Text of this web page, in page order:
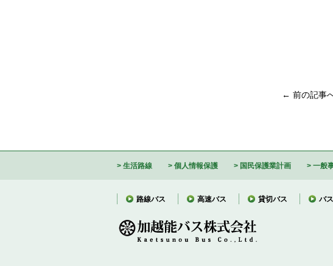
← 前の記事
生活路線 個人情報保護 国民保護業計画 一般
路線バス 高速バス 貸切バス バ